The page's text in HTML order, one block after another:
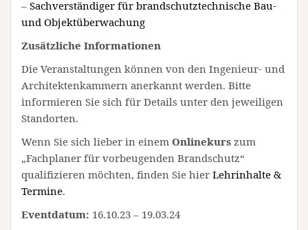
– Sachverständiger für brandschutztechnische Bau-
und Objektüberwachung
Zusätzliche Informationen
Die Veranstaltungen können von den Ingenieur- und
Architektenkammern anerkannt werden. Bitte
informieren Sie sich für Details unter den jeweiligen
Standorten.
Wenn Sie sich lieber in einem Onlinekurs zum
„Fachplaner für vorbeugenden Brandschutz“
qualifizieren möchten, finden Sie hier Lehrinhalte &
Termine.
Eventdatum: 16.10.23 – 19.03.24